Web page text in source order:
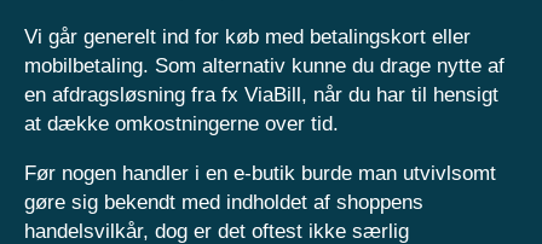
Vi går generelt ind for køb med betalingskort eller
mobilbetaling. Som alternativ kunne du drage nytte af
en afdragsløsning fra fx ViaBill, når du har til hensigt
at dække omkostningerne over tid.
Før nogen handler i en e-butik burde man utvivlsomt
gøre sig bekendt med indholdet af shoppens
handelsvilkår, dog er det oftest ikke særlig